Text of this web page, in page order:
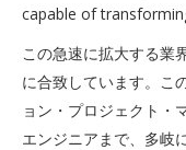
capable of
この急速に拡大する業
に合致しています。こ
ョン・プロジェクト・
エンジニアまで、多岐